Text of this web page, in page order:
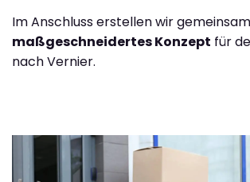
Im Anschluss erstellen wir
maßgeschneidertes Konzept für
nach Vernier.